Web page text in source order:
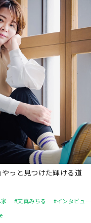
やっと見つけた輝ける道
#天真みちる
#インタビュー